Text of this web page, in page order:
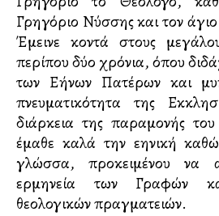
Γρηγόριο Νύσσης και τον
Έμεινε κοντά στους
περίπου δύο χρόνια, όπου
των Ελλήνων Πατέρων και
πνευματικότητα της
διάρκεια της παραμονής
έμαθε καλά την ελληνική
γλώσσα, προκειμένου να
ερμηνεία των Γραφών
θεολογικών πραγματειών.